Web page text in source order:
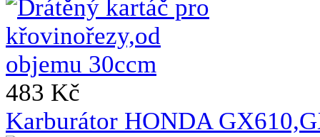
483 Kč
Karburátor HONDA